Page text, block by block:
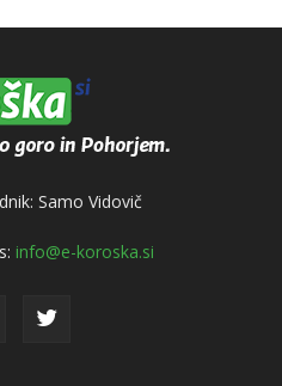
Samo Vidovič
info@e-koroska.si